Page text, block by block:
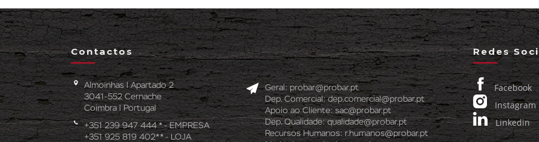
Contactos
Almoinhas l Apartado 2
3041-552 Cernache
Coimbra l Portugal
+351 239 947 444 * - EMPRESA
+351 925 819 402** - LOJA
Geral:probar@probar.pt
Dep. Comercial:dep.comercial@probar.pt
Apoio ao Cliente:sac@probar.pt
Dep. Qualidade:qualidade@probar.pt
Recursos Humanos:r.humanos@probar.pt
Redes
Facebook
Instagram
Linkedin